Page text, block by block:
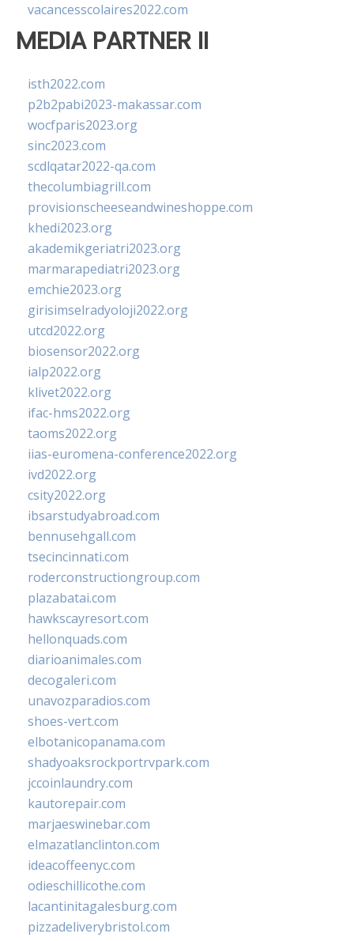
vacancesscolaires2022.com
MEDIA PARTNER II
isth2022.com
p2b2pabi2023-makassar.com
wocfparis2023.org
sinc2023.com
scdlqatar2022-qa.com
thecolumbiagrill.com
provisionscheeseandwineshoppe.com
khedi2023.org
akademikgeriatri2023.org
marmarapediatri2023.org
emchie2023.org
girisimselradyoloji2022.org
utcd2022.org
biosensor2022.org
ialp2022.org
klivet2022.org
ifac-hms2022.org
taoms2022.org
iias-euromena-conference2022.org
ivd2022.org
csity2022.org
ibsarstudyabroad.com
bennusehgall.com
tsecincinnati.com
roderconstructiongroup.com
plazabatai.com
hawkscayresort.com
hellonquads.com
diarioanimales.com
decogaleri.com
unavozparadios.com
shoes-vert.com
elbotanicopanama.com
shadyoaksrockportrvpark.com
jccoinlaundry.com
kautorepair.com
marjaeswinebar.com
elmazatlanclinton.com
ideacoffeenyc.com
odieschillicothe.com
lacantinitagalesburg.com
pizzadeliverybristol.com